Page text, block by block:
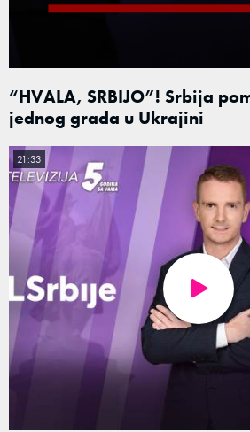
“HVALA, SRBIJO”! Srbija
jednog grada u Ukrajini
21:33